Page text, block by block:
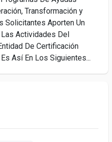
Transformación y
Solicitantes Aporten Un
Actividades Del
De Certificación
Así En Los Siguientes...